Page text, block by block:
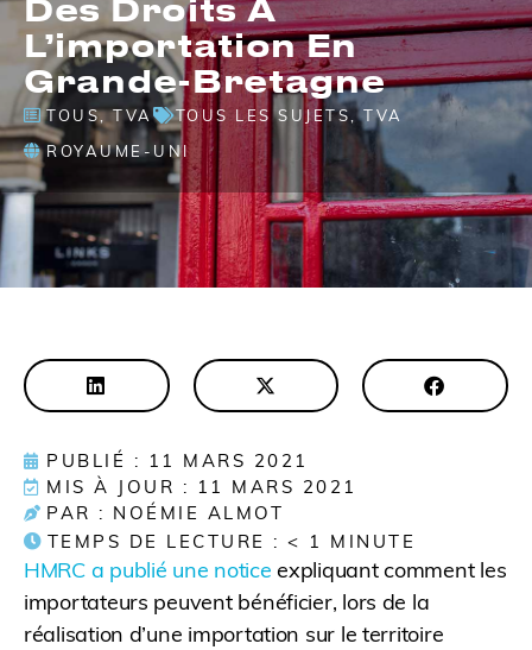
Des Droits À
L’importation En
Grande-Bretagne
TOUS,TVA TOUS LES SUJETS ,TVA
ROYAUME-UNI
PUBLIÉ : 11 MARS 2021
MIS À JOUR : 11 MARS 2021
PAR : NOÉMIE ALMOT
TEMPS DE LECTURE : < 1 MINUTE
HMRC a publié une notice expliquant comment les
importateurs peuvent bénéficier, lors de la
réalisation d’une importation sur le territoire